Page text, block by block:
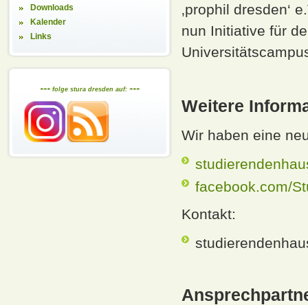
Downloads
Kalender
Links
+++ folge stura dresden auf: +++
‚prophil dresden‘
nun Initiative für
Weitere
Wir haben eine
facebook.com/
Kontakt: